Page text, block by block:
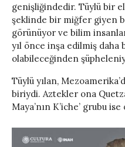
genişliğindedir. Tüylü bir
şeklinde bir miğfer giyen
görünüyor ve bilim
yıl önce inşa edilmiş daha
olabileceğinden
Tüylü yılan,
biriydi. Aztekler ona
Maya’nın K’iche’ grubu